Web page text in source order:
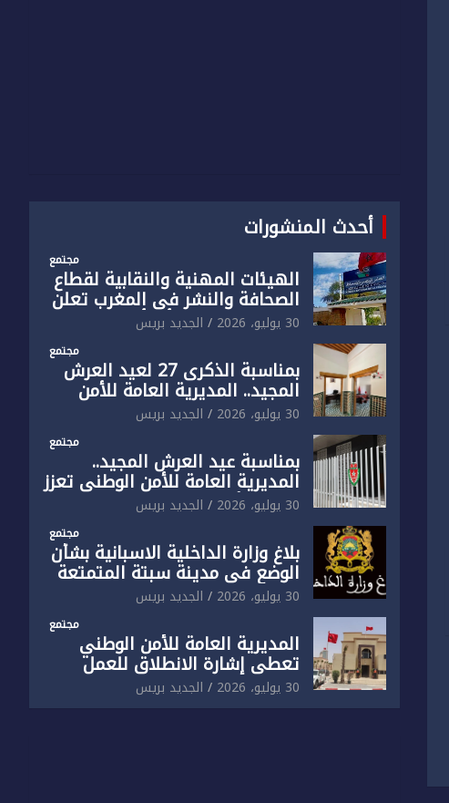
أحدث المنشورات
مجتمع
الهيئات المهنية والنقابية لقطاع
الصحافة والنشر في المغرب تعلن
رفضها القاطع لـ”أي أجندة انتخابية
مُعدة على مقاس سياسي
ومصلحي ضيق”
30 يوليو، 2026 الجديد بريس
مجتمع
بمناسبة الذكرى 27 لعيد العرش
المجيد.. المديرية العامة للأمن
الوطني تفتتح المقر الجديد لفرقة
الشرطة السياحية بفاس
30 يوليو، 2026 الجديد بريس
مجتمع
بمناسبة عيد العرش المجيد..
المديرية العامة للأمن الوطني تعزز
البنية الأمنية بالناظور بإحداث
فرقتين جديدتين
30 يوليو، 2026 الجديد بريس
مجتمع
بلاغ وزارة الداخلية الاسبانية بشأن
الوضع في مدينة سبتة المتمتعة
بالحكم الذاتي
30 يوليو، 2026 الجديد بريس
مجتمع
المديرية العامة للأمن الوطني
تعطي إشارة الانطلاق للعمل
بالمقر الجديد للدائرة الثالثة
للشرطة بولاية أمن العيون
30 يوليو، 2026 الجديد بريس